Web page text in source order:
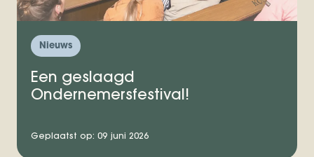
Nieuws
Een geslaagd
Ondernemersfestival!
Geplaatst op: 09 juni 2026